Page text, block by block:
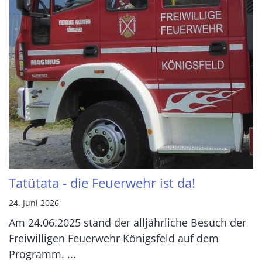
Tatütata - die Feuerwehr ist da!
24. Juni 2026
Am 24.06.2025 stand der alljährliche Besuch der
Freiwilligen Feuerwehr Königsfeld auf dem
Programm. ...